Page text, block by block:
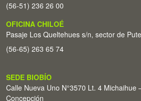
(56-51) 236 26 00
OFICINA CHILOÉ
Pasaje Los Queltehues s/n, sector de
(56-65) 263 65 74
SEDE BIOBÍO
Calle Nueva Uno N°3570 Lt. 4 Michaihue
Concepción